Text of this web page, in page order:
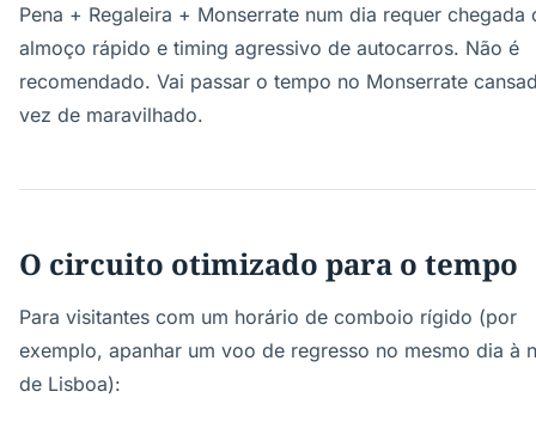
Pena + Regaleira + Monserrate num dia requer chegada
almoço rápido e timing agressivo de autocarros. Não é
recomendado. Vai passar o tempo no Monserrate
vez de maravilhado.
O circuito otimizado para o tempo
Para visitantes com um horário de comboio rígido (por
exemplo, apanhar um voo de regresso no mesmo dia à
de Lisboa):